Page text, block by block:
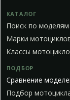
КАТАЛОГ
Поиск по моделям
Марки
Классы
ПОДБОР
Сравнение
Подбор